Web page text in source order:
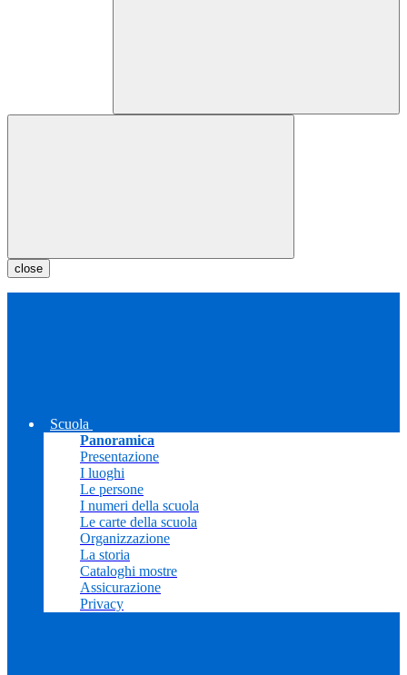
close
Scuola
Panoramica
Presentazione
I luoghi
Le persone
I numeri della scuola
Le carte della scuola
Organizzazione
La storia
Cataloghi mostre
Assicurazione
Privacy